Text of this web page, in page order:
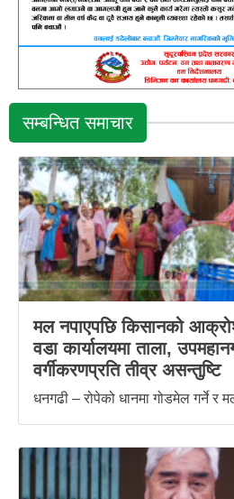
सम्बन्धित समाचार
मल नपाएपछि किसानको
वडा कार्यालयमा ताला,
वर्गीकरणप्रति तीव्र असन्तुष्टि
धनगढी – रोपेको धानमा गोडमेल गर्ने र